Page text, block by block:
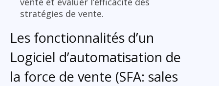
stratégies de vente.
Les fonctionnalités d’un
Logiciel d’automatisation de
la force de vente (SFA: sales